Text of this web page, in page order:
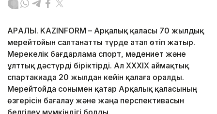
АРҚАЛЫҚ. KAZINFORM – Арқалық қаласы 70 жылдық
мерейтойын салтанатты түрде атап өтіп жатыр.
Мерекелік бағдарлама спорт, мәдениет және
ұлттық дәстүрді біріктірді. Ал XXXIX аймақтық
спартакиада 20 жылдан кейін қалаға оралды.
Мерейтойда сонымен қатар Арқалық қаласының
өзгерісін бағалау және жаңа перспективасын
белгілеу мүмкіндігі болды.